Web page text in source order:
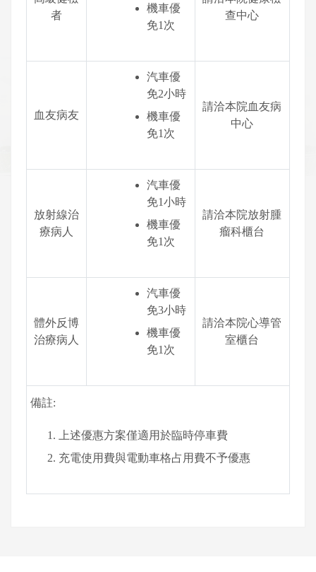
者
機車優
免1次
查中心
血友病友
汽車優
免2小時
機車優
免1次
請洽本院血友病
中心
放射線治
療病人
汽車優
免1小時
機車優
免1次
請洽本院放射腫
瘤科櫃台
體外反博
治療病人
汽車優
免3小時
機車優
免1次
請洽本院心導管
室櫃台
備註:
上述優惠方案僅適用於臨時停車費
充電使用費與電動車格占用費不予優惠